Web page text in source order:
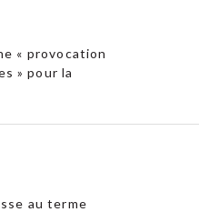
« provocation
» pour la
au terme